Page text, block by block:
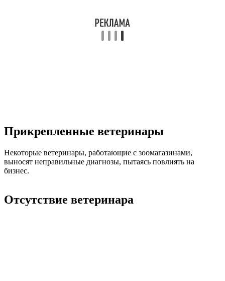
Прикрепленные ветеринары
Некоторые ветеринары, работающие с зоомагазинами,
выносят неправильные диагнозы, пытаясь повлиять на
бизнес.
Отсутствие ветеринара